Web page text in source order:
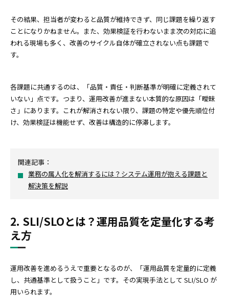
その結果、担当者が変わると品質が維持できず、同じ課題を繰り返す
ことになりかねません。また、効果検証を行わないまま次の対応に追
われる現場も多く、改善のサイクル自体が確立されない点も課題で
す。
各課題に共通するのは、「品質・責任・判断基準が明確に定義されて
いない」点です。つまり、運用改善が進まない本質的な原因は「曖昧
さ」にあります。これが解消されない限り、課題の特定や優先順位付
け、効果検証は機能せず、改善は構造的に停滞します。
関連記事：
業務の属人化を解消するには？システム運用が抱える課題と
解決策を解説
2. SLI/SLOとは？運用品質を定量化する考
え方
運用改善を進めるうえで重要となるのが、「運用品質を定量的に定義
し、共通基準として扱うこと」です。その実現手法として SLI/SLO が
用いられます。